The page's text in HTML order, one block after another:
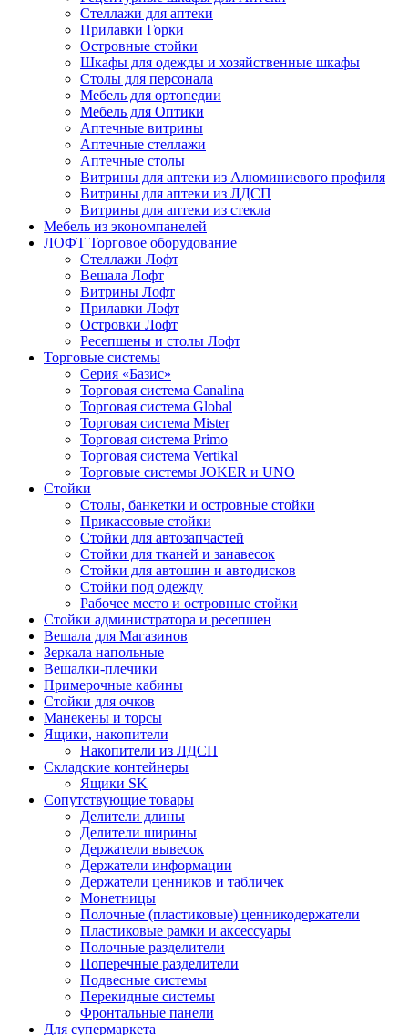
Стеллажи для аптеки
Прилавки Горки
Островные стойки
Шкафы для одежды и хозяйственные шкафы
Столы для персонала
Мебель для ортопедии
Мебель для Оптики
Аптечные витрины
Аптечные стеллажи
Аптечные столы
Витрины для аптеки из Алюминиевого профиля
Витрины для аптеки из ЛДСП
Витрины для аптеки из стекла
Мебель из экономпанелей
ЛОФТ Торговое оборудование
Стеллажи Лофт
Вешала Лофт
Витрины Лофт
Прилавки Лофт
Островки Лофт
Ресепшены и столы Лофт
Торговые системы
Серия «Базис»
Торговая система Canalina
Торговая система Global
Торговая система Mister
Торговая система Primo
Торговая система Vertikal
Торговые системы JOKER и UNO
Стойки
Столы, банкетки и островные стойки
Прикассовые стойки
Стойки для автозапчастей
Стойки для тканей и занавесок
Стойки для автошин и автодисков
Стойки под одежду
Рабочее место и островные стойки
Стойки администратора и ресепшен
Вешала для Магазинов
Зеркала напольные
Вешалки-плечики
Примерочные кабины
Стойки для очков
Манекены и торсы
Ящики, накопители
Накопители из ЛДСП
Складские контейнеры
Ящики SK
Сопутствующие товары
Делители длины
Делители ширины
Держатели вывесок
Держатели информации
Держатели ценников и табличек
Монетницы
Полочные (пластиковые) ценникодержатели
Пластиковые рамки и аксессуары
Полочные разделители
Поперечные разделители
Подвесные системы
Перекидные системы
Фронтальные панели
Для супермаркета